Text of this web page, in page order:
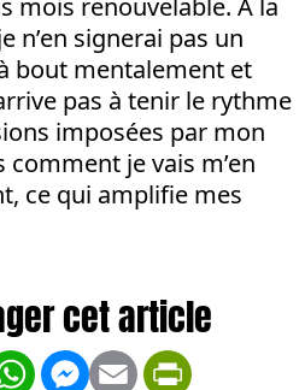
mois renouvelable. A la
n’en signerai pas un
bout mentalement et
pas à tenir le rythme
imposées par mon
comment je vais m’en
ce qui amplifie mes
WhatsApp
Messenger
Email